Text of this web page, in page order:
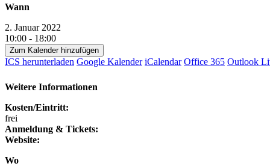
Wann
2. Januar 2022
10:00 - 18:00
Zum Kalender hinzufügen
ICS herunterladen Google Kalender iCalendar Office 365 Outlook
Weitere Informationen
Kosten/Eintritt:
frei
Anmeldung & Tickets:
Website:
Wo